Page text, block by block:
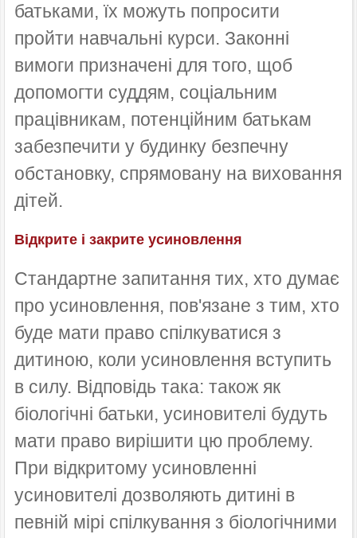
батьками, їх можуть попросити
пройти навчальні курси. Законні
вимоги призначені для того, щоб
допомогти суддям, соціальним
працівникам, потенційним батькам
забезпечити у будинку безпечну
обстановку, спрямовану на виховання
дітей.
Відкрите і закрите усиновлення
Стандартне запитання тих, хто думає
про усиновлення, пов'язане з тим, хто
буде мати право спілкуватися з
дитиною, коли усиновлення вступить
в силу. Відповідь така: також як
біологічні батьки, усиновителі будуть
мати право вирішити цю проблему.
При відкритому усиновленні
усиновителі дозволяють дитині в
певній мірі спілкування з біологічними